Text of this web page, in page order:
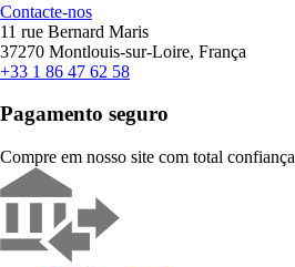
Contacte-nos
11 rue Bernard Maris
37270 Montlouis-sur-Loire, França
+33 1 86 47 62 58
Pagamento seguro
Compre em nosso site com total confiança